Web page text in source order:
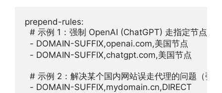
prepend-rules:
  # 示例 1：强制 OpenAI (ChatGPT) 走指定节点群
  - DOMAIN-SUFFIX,openai.com,美国节点
  - DOMAIN-SUFFIX,chatgpt.com,美国节点
# 示例 2：解决某个国内网站误走代理的问题（强
  - DOMAIN-SUFFIX,mydomain.cn,DIRECT